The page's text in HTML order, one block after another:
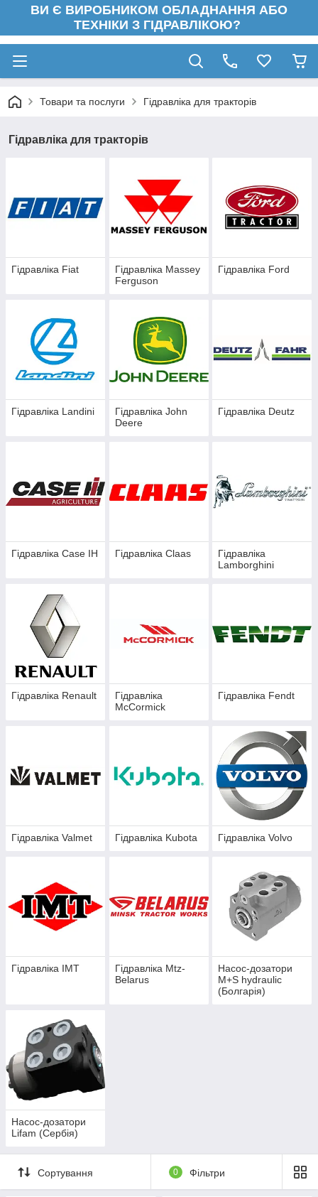
ВИ Є ВИРОБНИКОМ ОБЛАДНАННЯ АБО
ТЕХНІКИ З ГІДРАВЛІКОЮ?
Товари та послуги Гідравліка для тракторів
Гідравліка для тракторів
Гідравліка Fiat
Гідравліка Massey
Ferguson
Гідравліка Ford
Гідравліка Landini
Гідравліка John
Deere
Гідравліка Deutz
Гідравліка Case IH Гідравліка Claas
Гідравліка
Lamborghini
Гідравліка Renault
Гідравліка
McCormick
Гідравліка Fendt
Гідравліка Valmet Гідравліка Kubota Гідравліка Volvo
Гідравліка IMT
Гідравліка Mtz-
Вelarus
Насос-дозатори
M+S hydraulic
(Болгарія)
Насос-дозатори
Lifam (Сербія)
Сортування 0 Фільтри